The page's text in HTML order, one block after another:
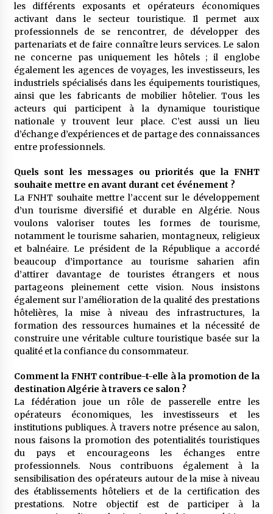
les différents exposants et opérateurs économiques
activant dans le secteur touristique. Il permet aux
professionnels de se rencontrer, de développer des
partenariats et de faire connaître leurs services. Le salon
ne concerne pas uniquement les hôtels ; il englobe
également les agences de voyages, les investisseurs, les
industriels spécialisés dans les équipements touristiques,
ainsi que les fabricants de mobilier hôtelier. Tous les
acteurs qui participent à la dynamique touristique
nationale y trouvent leur place. C’est aussi un lieu
d’échange d’expériences et de partage des connaissances
entre professionnels.
Quels sont les messages ou priorités que la FNHT
souhaite mettre en avant durant cet événement ?
La FNHT souhaite mettre l’accent sur le développement
d’un tourisme diversifié et durable en Algérie. Nous
voulons valoriser toutes les formes de tourisme,
notamment le tourisme saharien, montagneux, religieux
et balnéaire. Le président de la République a accordé
beaucoup d’importance au tourisme saharien afin
d’attirer davantage de touristes étrangers et nous
partageons pleinement cette vision. Nous insistons
également sur l’amélioration de la qualité des prestations
hôtelières, la mise à niveau des infrastructures, la
formation des ressources humaines et la nécessité de
construire une véritable culture touristique basée sur la
qualité et la confiance du consommateur.
Comment la FNHT contribue-t-elle à la promotion de la
destination Algérie à travers ce salon ?
La fédération joue un rôle de passerelle entre les
opérateurs économiques, les investisseurs et les
institutions publiques. À travers notre présence au salon,
nous faisons la promotion des potentialités touristiques
du pays et encourageons les échanges entre
professionnels. Nous contribuons également à la
sensibilisation des opérateurs autour de la mise à niveau
des établissements hôteliers et de la certification des
prestations. Notre objectif est de participer à la